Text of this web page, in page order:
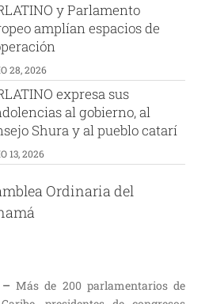
y Parlamento
amplían espacios de
28, 2026
expresa sus
al gobierno, al
Shura y al pueblo catarí
13, 2026
Ordinaria del
– Más de 200 parlamentarios de